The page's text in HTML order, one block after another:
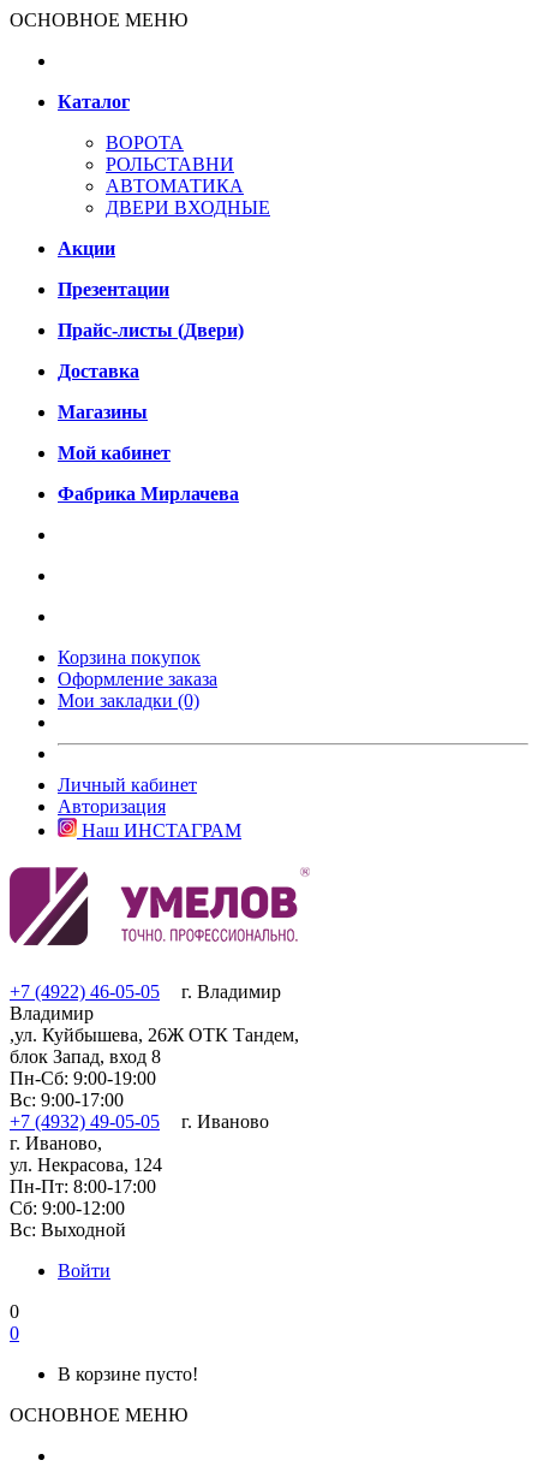
ОСНОВНОЕ МЕНЮ
Каталог
ВОРОТА
РОЛЬСТАВНИ
АВТОМАТИКА
ДВЕРИ ВХОДНЫЕ
Акции
Презентации
Прайс-листы (Двери)
Доставка
Магазины
Мой кабинет
Фабрика Мирлачева
Корзина покупок
Оформление заказа
Мои закладки (0)
Личный кабинет
Авторизация
Наш ИНСТАГРАМ
+7 (4922) 46-05-05
г. Владимир
Владимир
,ул. Куйбышева, 26Ж ОТК Тандем,
блок Запад, вход 8
Пн-Сб: 9:00-19:00
Вс: 9:00-17:00
+7 (4932) 49-05-05
г. Иваново
г. Иваново,
ул. Некрасова, 124
Пн-Пт: 8:00-17:00
Сб: 9:00-12:00
Вс: Выходной
Войти
0
0
В корзине пусто!
ОСНОВНОЕ МЕНЮ